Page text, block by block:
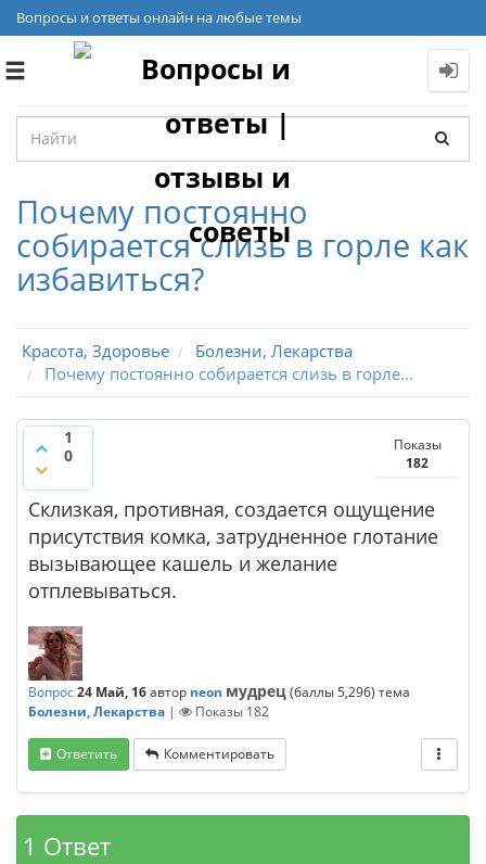
Вопросы и ответы онлайн на любые темы
Toggle
Почему постоянно
собирается слизь в горле как
избавиться?
Красота, Здоровье
Болезни, Лекарства
Почему постоянно собирается слизь в горле...
1
0
Показы
182
Склизкая, противная, создается ощущение
присутствия комка, затрудненное глотание
вызывающее кашель и желание
отплевываться.
Вопрос24 Май, 16автор neon мудрец(баллы5,296) тема
Болезни, Лекарства | Показы 182
Ответить Комментировать
1 Ответ